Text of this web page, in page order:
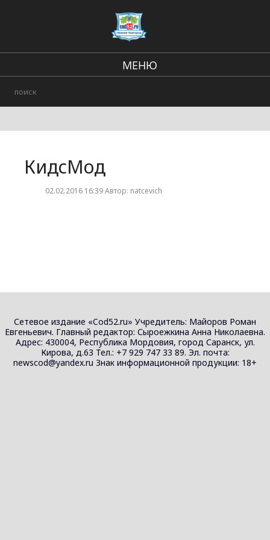
МЕНЮ
Городские события
КидсМод
02.02.2016 16:39 Автор: natcevich
Сетевое издание «Cod52.ru» Учредитель: Майоров Роман
Евгеньевич. Главный редактор: Сыроежкина Анна Николаевна.
Адрес: 430004, Республика Мордовия, город Саранск, ул.
Кирова, д.63 Тел.: +7 929 747 33 89. Эл. почта:
newscod@yandex.ru Знак информационной продукции: 18+